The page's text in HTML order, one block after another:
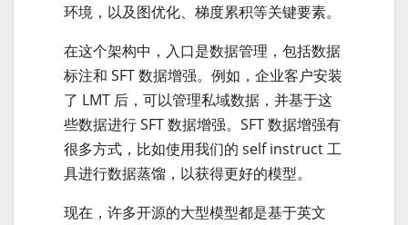
环境，以及图优化、梯度累积等关键要素。
在这个架构中，入口是数据管理，包括数据
标注和 SFT 数据增强。例如，企业客户安装
了 LMT 后，可以管理私域数据，并基于这
些数据进行 SFT 数据增强。SFT 数据增强有
很多方式，比如使用我们的 self instruct 工
具进行数据蒸馏，以获得更好的模型。
现在，许多开源的大型模型都是基于英文